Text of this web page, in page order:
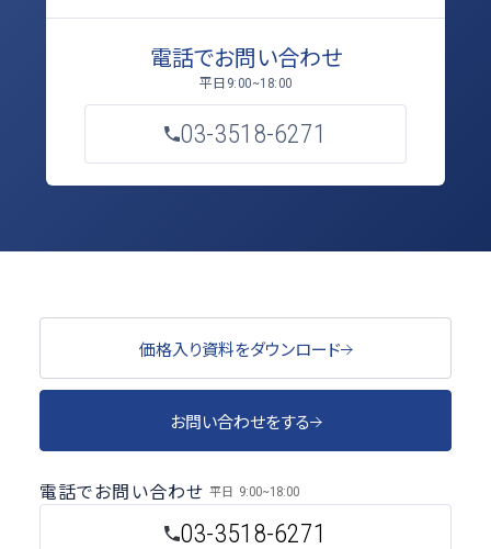
電話でお問い合わせ
平日 9:00~18:00
03-3518-6271
価格入り資料をダウンロード
お問い合わせをする
03-3518-6271
電話でお問い合わせ 平日 9:00~18:00